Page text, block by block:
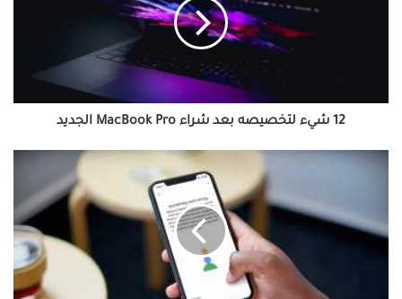
12 شيء لتخصيصه بعد شراء MacBook Pro الجديد
خطأ